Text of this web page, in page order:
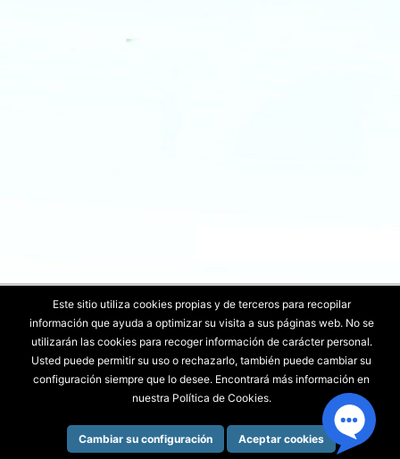
Copyright © 2026inforsierra servicios
informáticos| Funciona conTema Responsive
Este sitio utiliza cookies propias y de terceros para recopilar
información que ayuda a optimizar su visita a sus páginas web. No se
utilizarán las cookies para recoger información de carácter personal.
Usted puede permitir su uso o rechazarlo, también puede cambiar su
configuración siempre que lo desee. Encontrará más información en
nuestra Política de Cookies.
Cambiar su configuración Aceptar cookies